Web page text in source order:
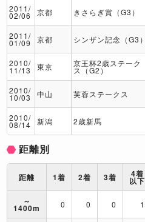
2011/
02/06 京都 きさらぎ賞（G3）
2011/
01/09 京都 シンザン記念（G3）
2010/
11/13 東京 京王杯2歳ステーク
ス（G2）
2010/
10/03 中山 芙蓉ステークス
2010/
08/14 新潟 2歳新馬
距離別
距離 1着 2着 3着 4着
以下
～
1400m 0 0 0 1